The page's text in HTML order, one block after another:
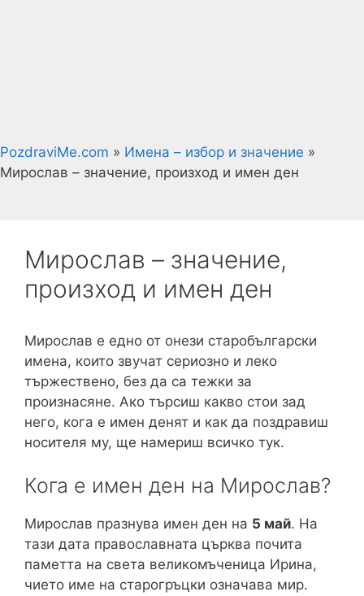
PozdraviMe.com » Имена – избор и значение »
Мирослав – значение, произход и имен ден
Мирослав – значение,
произход и имен ден
Мирослав е едно от онези старобългарски
имена, които звучат сериозно и леко
тържествено, без да са тежки за
произнасяне. Ако търсиш какво стои зад
него, кога е имен денят и как да поздравиш
носителя му, ще намериш всичко тук.
Кога е имен ден на Мирослав?
Мирослав празнува имен ден на 5 май. На
тази дата православната църква почита
паметта на света великомъченица Ирина,
чието име на старогръцки означава мир.